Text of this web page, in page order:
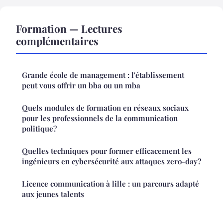
Formation — Lectures
complémentaires
Grande école de management : l'établissement
peut vous offrir un bba ou un mba
Quels modules de formation en réseaux sociaux
pour les professionnels de la communication
politique?
Quelles techniques pour former efficacement les
ingénieurs en cybersécurité aux attaques zero-day?
Licence communication à lille : un parcours adapté
aux jeunes talents